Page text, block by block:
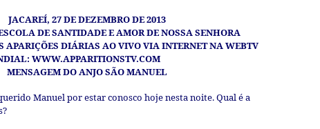
JACAREÍ, 27 DE DEZEMBRO DE 2013
DE SANTIDADE E AMOR DE NOSSA SENHORA
APARIÇÕES DIÁRIAS AO VIVO VIA INTERNET NA WEBTV
WWW.APPARITIONSTV.COM
MENSAGEM DO ANJO SÃO MANUEL
Manuel por estar conosco hoje nesta noite. Qual é a